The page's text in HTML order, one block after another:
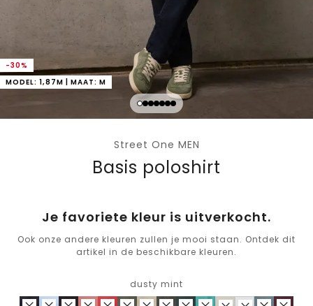
-30%
MODEL: 1,87M | MAAT: M
Street One MEN
Basis poloshirt
Je favoriete kleur is uitverkocht.
Ook onze andere kleuren zullen je mooi staan. Ontdek dit
artikel in de beschikbare kleuren.
dusty mint